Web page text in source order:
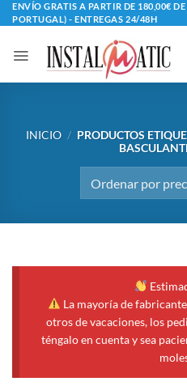
Saltar
al
contenido
ENVÍO GRATIS A PARTIR DE 180,00€
PORTUGAL) - ENTREGAS 24/48H
INICIO / PRODUCTOS
La mayoría de
otros de vacaciones, los
téngalo en cuenta y sea